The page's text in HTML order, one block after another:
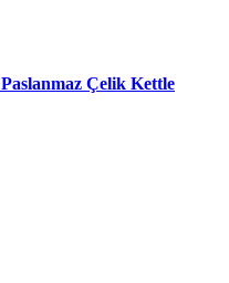
Paslanmaz Çelik Kettle